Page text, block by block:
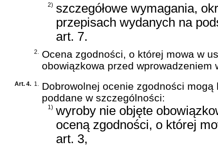
2) szczegółowe wymagania,
przepisach wydanych na
art. 7.
2. Ocena zgodności, o której mowa w
obowiązkowa przed wprowadzeniem
Art. 4. 1. Dobrowolnej ocenie zgodności mogą
poddane w szczególności:
1) wyroby nie objęte
oceną zgodności, o której
art. 3,